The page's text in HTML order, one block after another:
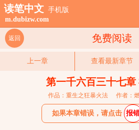
读笔中文 手机版
m.dubizw.com
免费阅读
返回
上一章 查看最新章节
第一千六百三十七章
作品：重生之狂暴火法 作者：
如果本章错误，请点击 报